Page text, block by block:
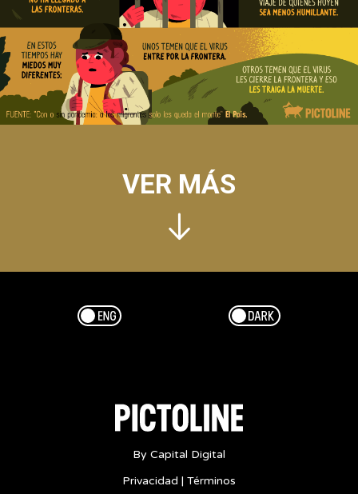
VER MÁS
Esp/Eng Dark/Light
By Capital Digital
Privacidad | Términos